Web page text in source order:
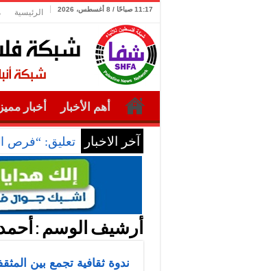
11:17 صباحًا / 8 أغسطس، 2026 الرئيسية
أهم الأخبار أخبار
آخر الاخبار تعليق: “فرص الصين ٢.٠” تتجلى في أداء
أرشيف الوسم :
ندوة ثقافية تجمع بين